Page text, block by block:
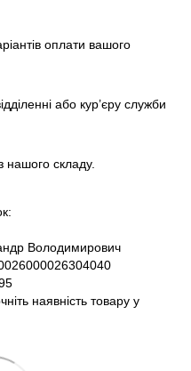
оплати вашого
або кур’єру служби
нашого складу.
Володимирович
наявність товару у